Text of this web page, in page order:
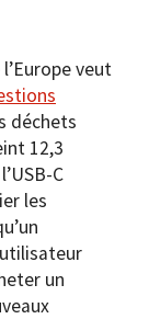
veut
déchets
12,3
C
les
un